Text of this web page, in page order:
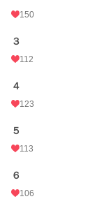
初回公開日時
初回完結日時
累計ポイント
150
３
112
４
123
５
113
６
106